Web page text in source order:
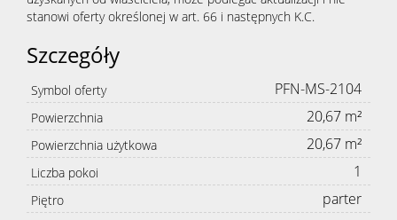
stanowi oferty określonej w art. 66 i następnych K.C.
Szczegóły
Symbol oferty PFN-MS-2104
Powierzchnia 20,67 m²
Powierzchnia użytkowa 20,67 m²
Liczba pokoi 1
Piętro parter